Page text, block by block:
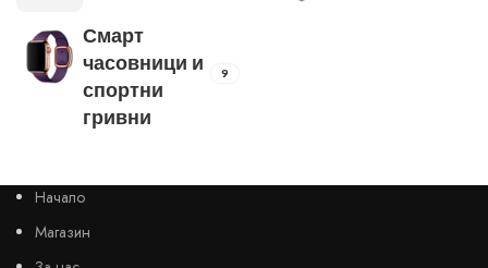
Смарт
часовници и
спортни
гривни
9
Начало
Магазин